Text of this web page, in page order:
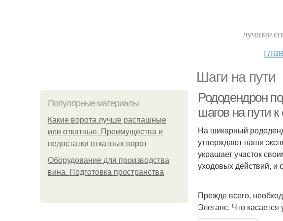
лучшие
Шаги на пути
Популярные материалы
Какие ворота лучше распашные
или откатные. Преимущества и
недостатки откатных ворот
Оборудование для производства
вина. Подготовка пространства
Рододендрон
шагов на пути
На шикарный
утверждают наши
украшает участок
уходовых действий, и
Прежде всего,
Элеганс. Что